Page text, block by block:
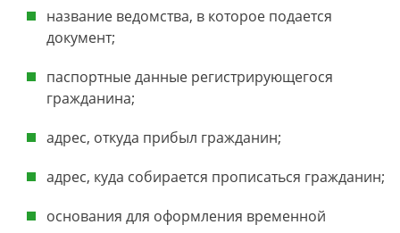
название ведомства, в которое подается
документ;
паспортные данные регистрирующегося
гражданина;
адрес, откуда прибыл гражданин;
адрес, куда собирается прописаться гражданин;
основания для оформления временной